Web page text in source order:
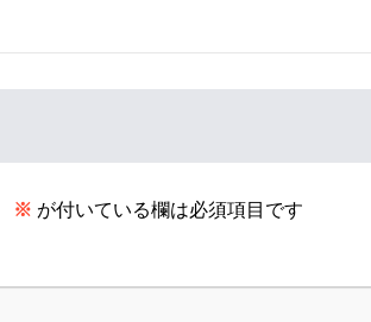
※ が付いている欄は必須項目です